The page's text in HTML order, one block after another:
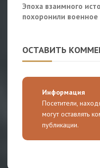
Эпоха взаимного
похоронили военное
ОСТАВИТЬ
Информация
Посетители,
могут оставлять
публикации.